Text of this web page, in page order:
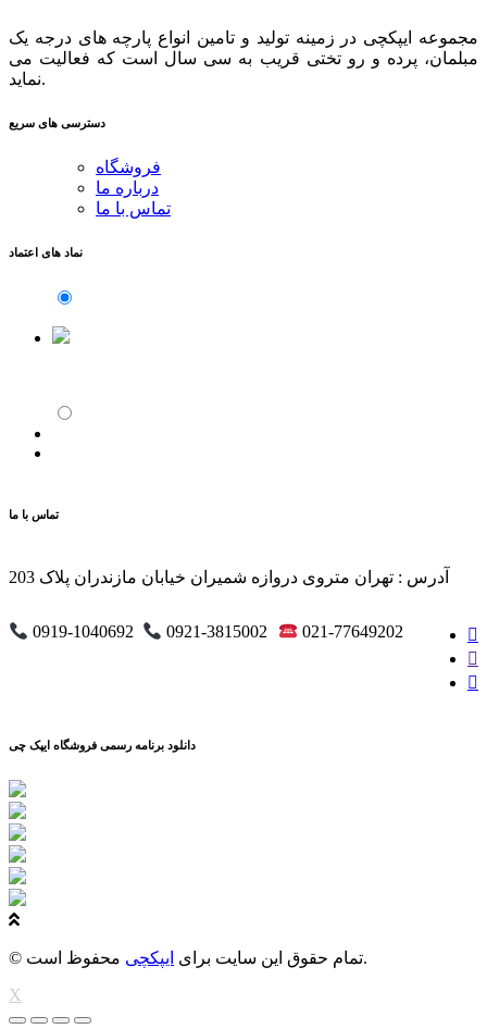
مجموعه ایپکچی در زمینه تولید و تامین انواع پارچه های درجه یک
مبلمان، پرده و رو تختی قریب به سی سال است که فعالیت می
نماید.
دسترسی های سریع
فروشگاه
درباره ما
تماس با ما
نماد های اعتماد
تماس با ما
آدرس : تهران متروی دروازه شمیران خیابان مازندران پلاک 203
0919-1040692 0921-3815002 021-77649202
دانلود برنامه رسمی فروشگاه ایپک چی
© تمام حقوق این سایت برای ایپکچی
محفوظ است.
X